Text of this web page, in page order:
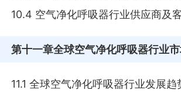
10.4 空气净化呼吸器行业供应商及
第十一章全球空气净化呼吸器行业
11.1 全球空气净化呼吸器行业发展趋